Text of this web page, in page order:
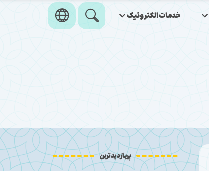
خدمات‌الکترونیک
پربازدیدترین